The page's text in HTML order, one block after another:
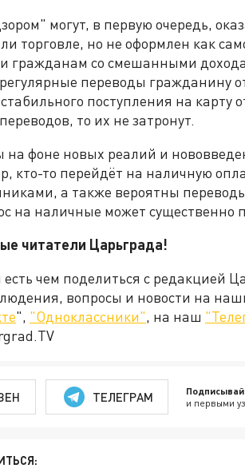
могут, в первую очередь,
торговле, но не оформлен как
и гражданам со смешанными
переводы гражданину
поступления на карту
то их не затронут.
на фоне новых реалий и
кто-то перейдёт на наличную
а также вероятны
на наличные может существенно
читатели Царьграда!
чем поделиться с редакцией
вопросы и новости на
", "Одноклассники", на наш
ТЕЛЕГРАМ и первыми